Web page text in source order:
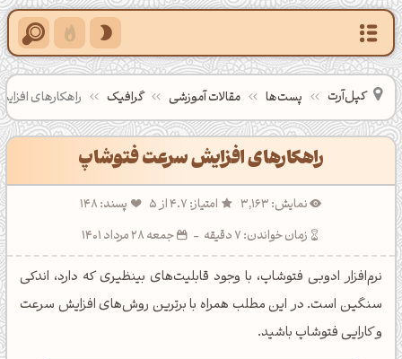
کپل‌آرت پست‌ها مقالات آموزشی گرافیک راهکارهای
راهکارهای افزایش سرعت فتوشاپ
نمایش: 3,163 امتیاز: 4.7 از 5
پسند: 148
زمان خواندن: 7 دقیقه
- جمعه 28 مرداد 1401
نرم‌افزار ادوبی فتوشاپ، با وجود قابلیت‌های بینظیری که دارد، اندکی
سنگین است. در این مطلب همراه با برترین روش‌های افزایش سرعت
و کارایی فتوشاپ باشید.